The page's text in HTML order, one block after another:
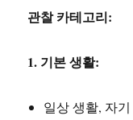
관찰 카테고리:
1. 기본 생활:
일상 생활, 자